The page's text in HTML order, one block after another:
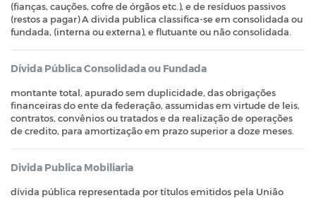
(fianças, cauções, cofre de órgãos etc.), e de resíduos passivos
(restos a pagar) A divida publica classifica-se em consolidada ou
fundada, (interna ou externa), e flutuante ou não consolidada.
Dívida Pública Consolidada ou Fundada
montante total, apurado sem duplicidade, das obrigações
financeiras do ente da federação, assumidas em virtude de leis,
contratos, convênios ou tratados e da realização de operações
de credito, para amortização em prazo superior a doze meses.
Divida Publica Mobiliaria
dívida pública representada por títulos emitidos pela União